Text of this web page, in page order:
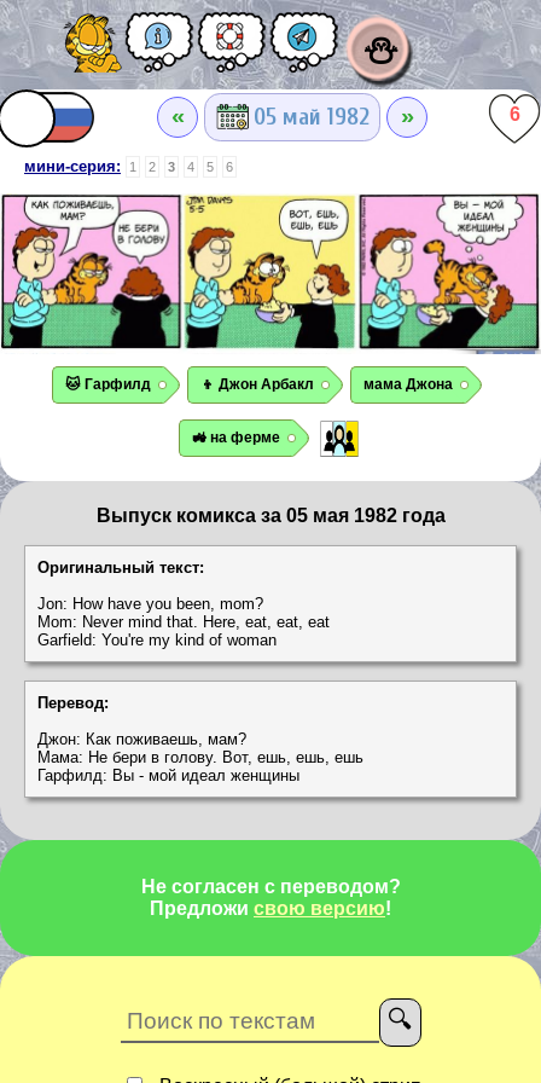
⛄
« 05 май 1982 » 6
мини-серия: 1 2 3 4 5 6
🐱 Гарфилд 👦 Джон Арбакл мама Джона
🚜 на ферме
Выпуск комикса за 05 мая 1982 года
Оригинальный текст:
Jon: How have you been, mom?
Mom: Never mind that. Here, eat, eat, eat
Garfield: You're my kind of woman
Перевод:
Джон: Как поживаешь, мам?
Мама: Не бери в голову. Вот, ешь, ешь, ешь
Гарфилд: Вы - мой идеал женщины
Не согласен с переводом?
Предложи свою версию!